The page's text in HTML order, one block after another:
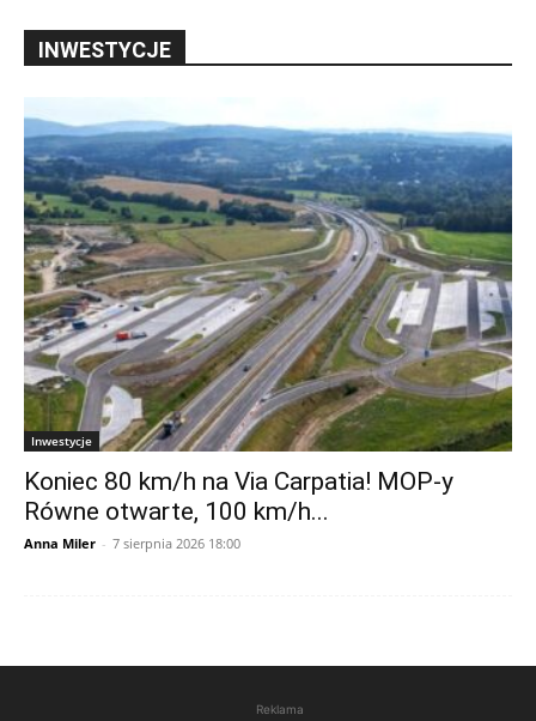
INWESTYCJE
Inwestycje
Koniec 80 km/h na Via Carpatia! MOP-y
Równe otwarte, 100 km/h...
Anna Miler - 7 sierpnia 2026 18:00
Reklama